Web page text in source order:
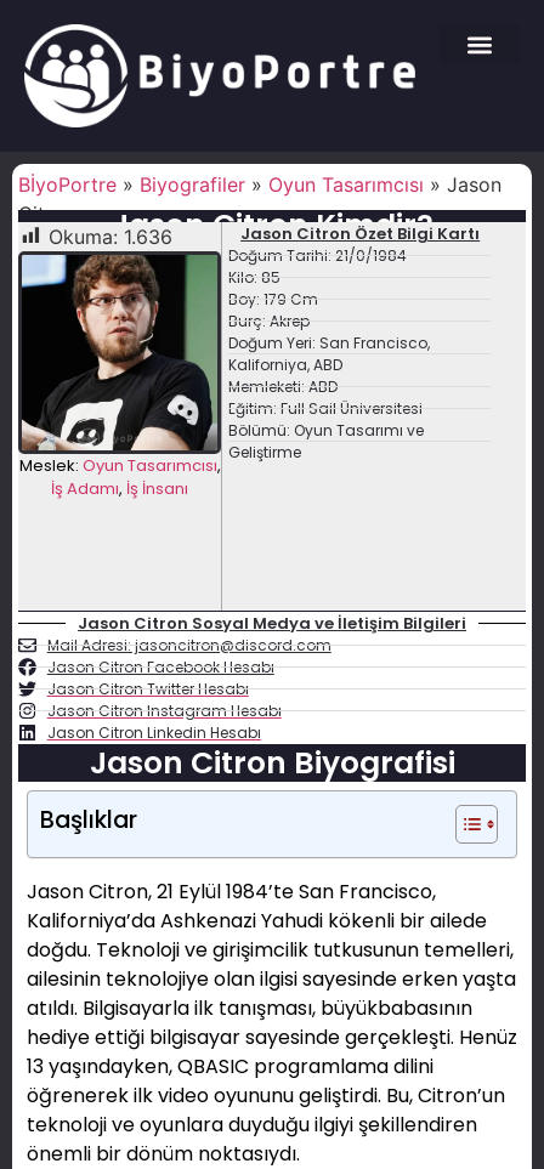
BİyoPortre » Biyografiler » Oyun Tasarımcısı » Jason
Citron
Jason Citron Kimdir?
Okuma: 1.636
Meslek: Oyun Tasarımcısı,
İş Adamı, İş İnsanı
Jason Citron Özet Bilgi Kartı
Doğum Tarihi: 21/0/1984
Kilo: 85
Boy: 179 Cm
Burç: Akrep
Doğum Yeri: San Francisco,
Kaliforniya, ABD
Memleketi: ABD
Eğitim: Full Sail Üniversitesi
Bölümü: Oyun Tasarımı ve
Geliştirme
Jason Citron Sosyal Medya ve İletişim Bilgileri
Mail Adresi: jasoncitron@discord.com
Jason Citron Facebook Hesabı
Jason Citron Twitter Hesabı
Jason Citron Instagram Hesabı
Jason Citron Linkedin Hesabı
Jason Citron Biyografisi
Başlıklar
Jason Citron, 21 Eylül 1984’te San Francisco,
Kaliforniya’da Ashkenazi Yahudi kökenli bir ailede
doğdu. Teknoloji ve girişimcilik tutkusunun temelleri,
ailesinin teknolojiye olan ilgisi sayesinde erken yaşta
atıldı. Bilgisayarla ilk tanışması, büyükbabasının
hediye ettiği bilgisayar sayesinde gerçekleşti. Henüz
13 yaşındayken, QBASIC programlama dilini
öğrenerek ilk video oyununu geliştirdi. Bu, Citron’un
teknoloji ve oyunlara duyduğu ilgiyi şekillendiren
önemli bir dönüm noktasıydı.